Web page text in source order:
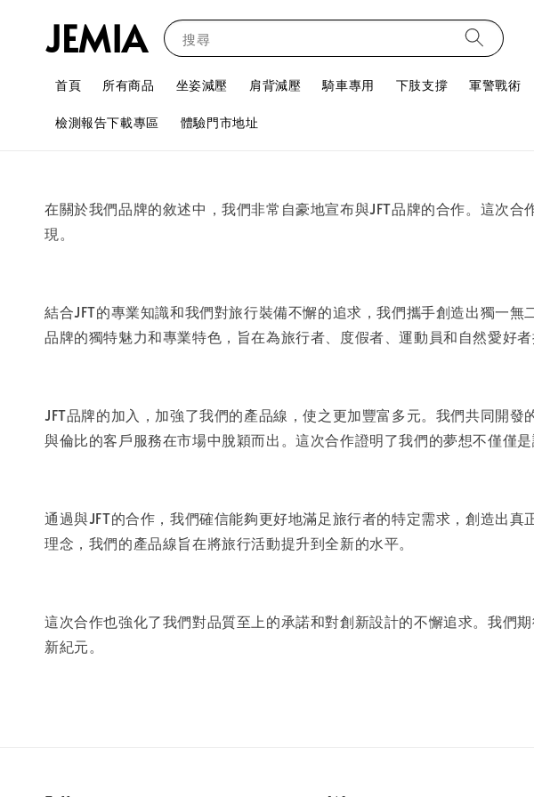
JEMIA 搜尋
首頁 所有商品 坐姿減壓 肩背減壓 騎車專用 下肢支撐 軍警戰術
檢測報告下載專區 體驗門市地址
在關於我們品牌的敘述中，我們非常自豪地宣布與JFT品牌的合作。這次
現。
結合JFT的專業知識和我們對旅行裝備不懈的追求，我們攜手創造出獨一
品牌的獨特魅力和專業特色，旨在為旅行者、度假者、運動員和自然愛好者
JFT品牌的加入，加強了我們的產品線，使之更加豐富多元。我們共同開
與倫比的客戶服務在市場中脫穎而出。這次合作證明了我們的夢想不僅僅
通過與JFT的合作，我們確信能夠更好地滿足旅行者的特定需求，創造出
理念，我們的產品線旨在將旅行活動提升到全新的水平。
這次合作也強化了我們對品質至上的承諾和對創新設計的不懈追求。我們
新紀元。